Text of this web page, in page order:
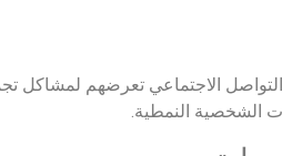
الاجتماعي تعرضهم لمشاكل
الشخصية النمطية.